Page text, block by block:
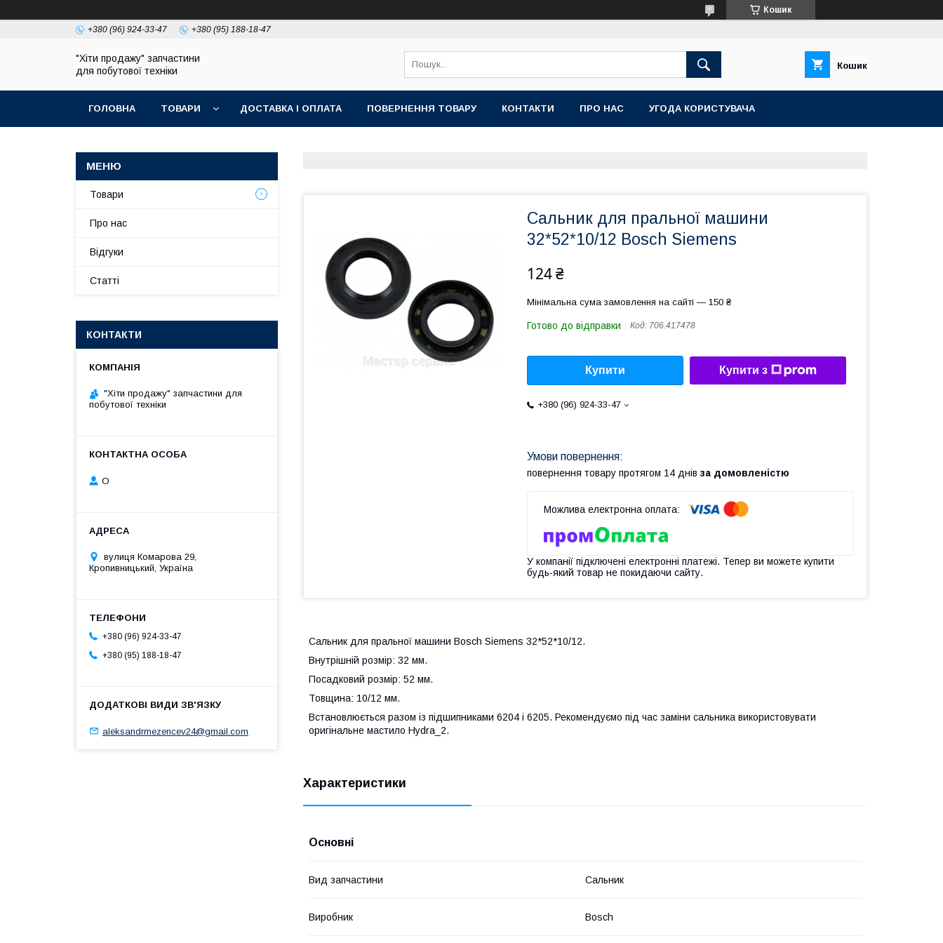
Кошик
+380 (96) 924-33-47 +380 (95) 188-18-47
"Хіти продажу" запчастини
для побутової техніки
Кошик
ГОЛОВНА ТОВАРИ ДОСТАВКА І ОПЛАТА ПОВЕРНЕННЯ ТОВАРУ КОНТАКТИ ПРО НАС УГОДА КОРИСТУВАЧА
Сальник для пральної машини
32*52*10/12 Bosch Siemens
124 ₴
Мінімальна сума замовлення на сайті — 150 ₴
Готово до відправки Код: 706.417478
Купити Купити з
+380 (96) 924-33-47
повернення товару протягом 14 днів за домовленістю
У компанії підключені електронні платежі. Тепер ви можете купити
будь-який товар не покидаючи сайту.
Сальник для пральної машини Bosch Siemens 32*52*10/12.
Внутрішній розмір: 32 мм.
Посадковий розмір: 52 мм.
Товщина: 10/12 мм.
Встановлюється разом із підшипниками 6204 і 6205. Рекомендуємо під час заміни сальника використовувати
оригінальне мастило Hydra_2.
Характеристики
Основні
Вид запчастини Сальник
Виробник Bosch
Товари
Про нас
Відгуки
Статті
КОНТАКТИ
"Хіти продажу" запчастини для
побутової техніки
О
вулиця Комарова 29,
Кропивницький, Україна
+380 (96) 924-33-47
+380 (95) 188-18-47
aleksandrmezencev24@gmail.com